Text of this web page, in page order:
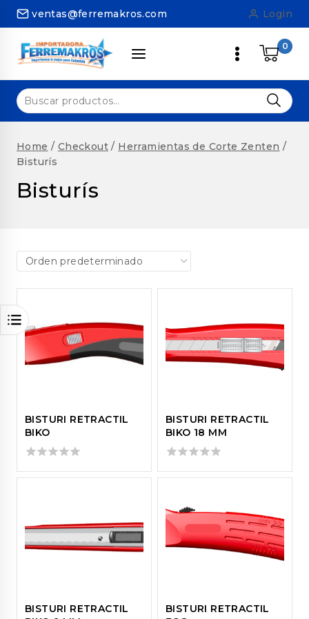
Skip
ventas@ferremakros.com Login
0
Buscar
por:
Home / Checkout / Herramientas de Corte Zenten /
Bisturís
Bisturís
BISTURI RETRACTIL
BIKO
0
out
BISTURI RETRACTIL
BIKO 18 MM
0
out
5
BISTURI RETRACTIL
BISTURI RETRACTIL